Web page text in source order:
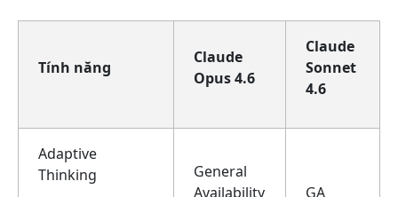
Tính năng
Claude
Opus 4.6
Claude
Sonnet
4.6
Adaptive
Thinking
General
Availability
GA